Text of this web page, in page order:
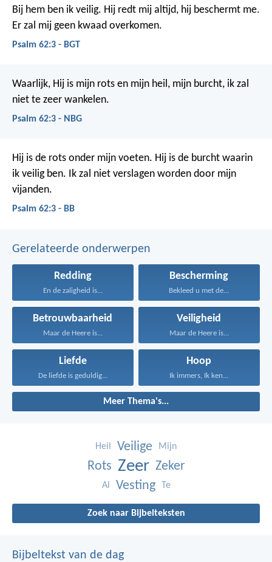
Bij hem ben ik veilig. Hij redt mij altijd, hij beschermt me.
Er zal mij geen kwaad overkomen.
Psalm 62:3 - BGT
Waarlijk, Hij is mijn rots en mijn heil, mijn burcht, ik zal
niet te zeer wankelen.
Psalm 62:3 - NBG
Hij is de rots onder mijn voeten. Hij is de burcht waarin
ik veilig ben. Ik zal niet verslagen worden door mijn
vijanden.
Psalm 62:3 - BB
Gerelateerde onderwerpen
Redding
En de zaligheid is...
Bescherming
Bekleed u met de...
Betrouwbaarheid
Maar de Heere is...
Veiligheid
Maar de Heere is...
Liefde
De liefde is geduldig...
Hoop
Ik immers, Ik ken...
Meer Thema's...
Heil Veilige Mijn
Rots Zeer Zeker
Al Vesting Te
Zoek naar Bijbelteksten
Bijbeltekst van de dag